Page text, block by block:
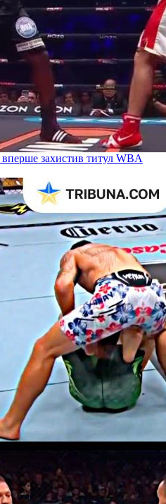
вперше захистив титул WBA